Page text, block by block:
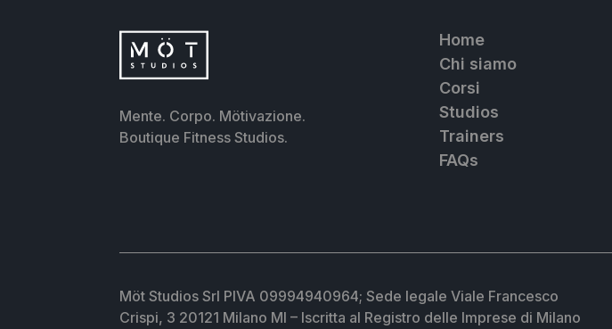
Mente. Corpo. Mötivazione.
Boutique Fitness Studios.
Home
Chi siamo
Corsi
Studios
Trainers
FAQs
Möt Studios Srl PIVA 09994940964; Sede legale Viale Francesco
Crispi, 3 20121 Milano MI – Iscritta al Registro delle Imprese di Milano